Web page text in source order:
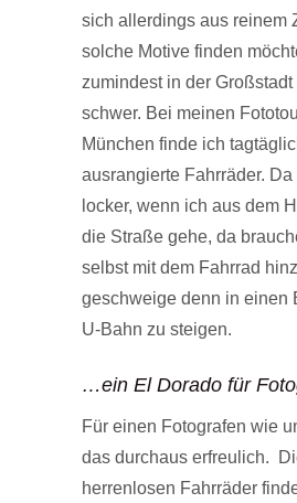
sich allerdings aus reinem
solche Motive finden
zumindest in der
schwer. Bei meinen
München finde ich
ausrangierte Fahrräder. Da
locker, wenn ich aus dem
die Straße gehe, da
selbst mit dem Fahrrad
geschweige denn in einen
U-Bahn zu steigen.
…ein El Dorado für
Für einen Fotografen wie
das durchaus erfreulich.
herrenlosen Fahrräder